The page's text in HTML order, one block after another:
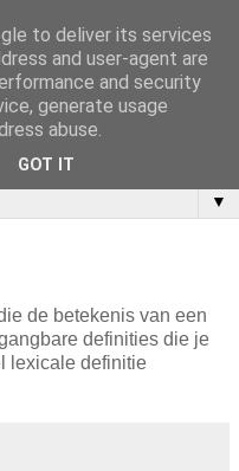
begrippen uit
▼
de betekenis van een
definities die je
lexicale definitie
to deliver its services
and user-agent are
and security
generate usage
abuse.
GOT IT